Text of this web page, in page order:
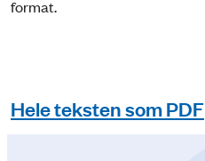
format.
Hele teksten som PDF